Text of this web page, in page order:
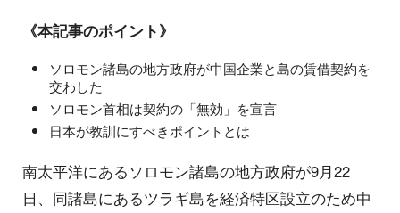
《本記事のポイント》
ソロモン諸島の地方政府が中国企業と島の賃借契約を
交わした
ソロモン首相は契約の「無効」を宣言
日本が教訓にすべきポイントとは
南太平洋にあるソロモン諸島の地方政府が9月22
日、同諸島にあるツラギ島を経済特区設立のため中